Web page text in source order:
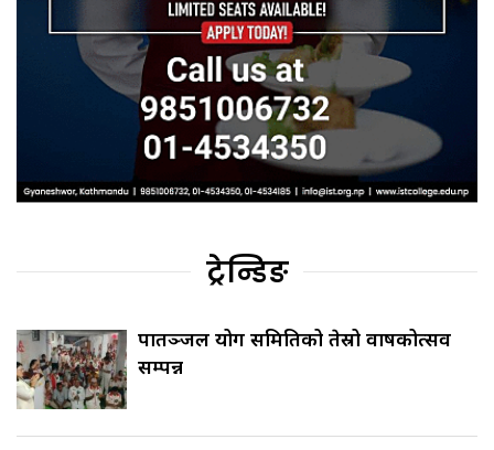
ट्रेन्डिङ
पातञ्जल योग समितिको तेस्रो वार्षिकोत्सव
सम्पन्न